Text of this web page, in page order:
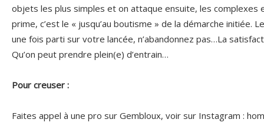
objets les plus simples et on attaque ensuite, les complexes
prime, c’est le « jusqu’au boutisme » de la démarche initiée.
une fois parti sur votre lancée, n’abandonnez pas…La
Qu’on peut prendre plein(e) d’entrain…
Pour creuser :
Faites appel à une pro sur Gembloux, voir sur Instagram :